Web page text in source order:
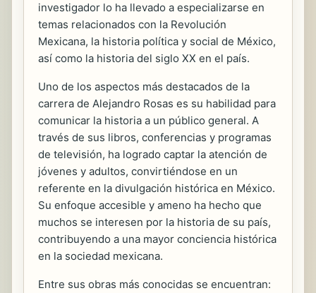
investigador lo ha llevado a especializarse en
temas relacionados con la Revolución
Mexicana, la historia política y social de México,
así como la historia del siglo XX en el país.
Uno de los aspectos más destacados de la
carrera de Alejandro Rosas es su habilidad para
comunicar la historia a un público general. A
través de sus libros, conferencias y programas
de televisión, ha logrado captar la atención de
jóvenes y adultos, convirtiéndose en un
referente en la divulgación histórica en México.
Su enfoque accesible y ameno ha hecho que
muchos se interesen por la historia de su país,
contribuyendo a una mayor conciencia histórica
en la sociedad mexicana.
Entre sus obras más conocidas se encuentran: